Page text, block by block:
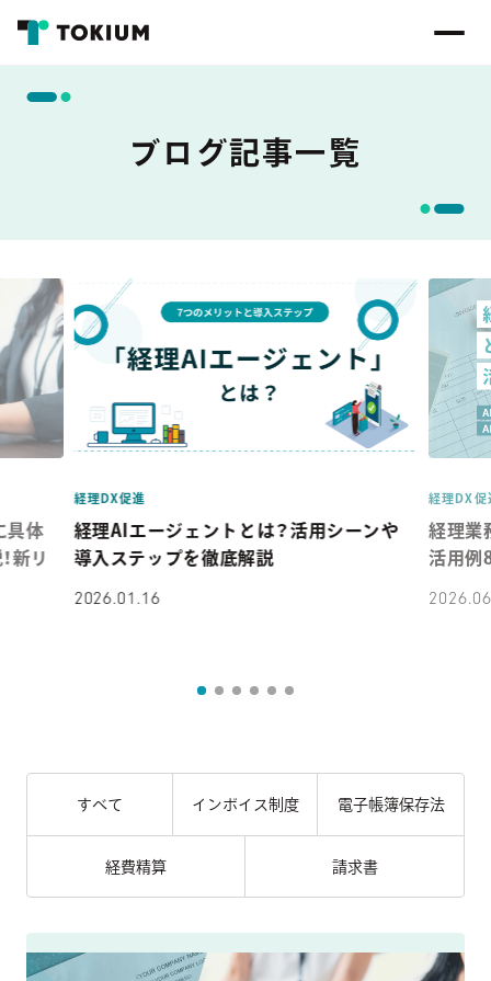
ブログ記事一覧
具体
新リ
経理DX促進
経理AIエージェントとは？活用シーンや
導入ステップを徹底解説
2026.01.16
経理DX促
経理業
活用例
すべて インボイス制度 電子帳簿保存法
経費精算 請求書